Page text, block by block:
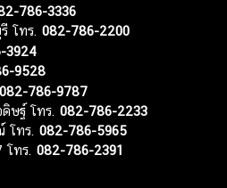
786-3336
โทร. 082-786-2200
3924
9528
082-786-9787
ษฐ์ โทร. 082-786-2233
โทร. 082-786-5965
โทร. 082-786-2391